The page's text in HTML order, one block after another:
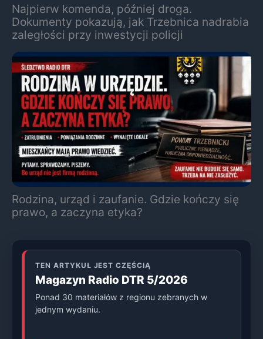
Najpierw komenda, później droga.
Dokumenty pokazują, jak Trzebnica nadrabia
zaległości przy inwestycji policji
Rodzina, urząd i zaufanie. Gdzie kończy się
prawo, a zaczyna etyka?
TEN ARTYKUŁ JEST CZĘŚCIĄ
Magazyn Radio DTR 5/2026
Ponad 30 materiałów z regionu zebranych w
jednym wydaniu.